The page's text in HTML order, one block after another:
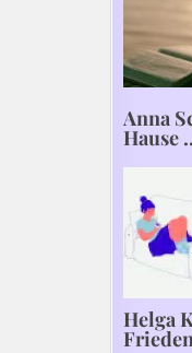
Anna
Hause
Helga